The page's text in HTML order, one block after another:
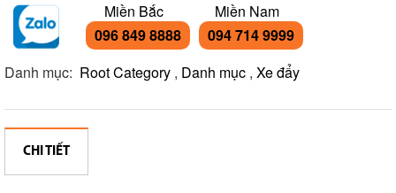
Miền Bắc
096 849 8888
Miền Nam
094 714 9999
Danh mục: Root Category , Danh mục , Xe đẩy
CHI TIẾT